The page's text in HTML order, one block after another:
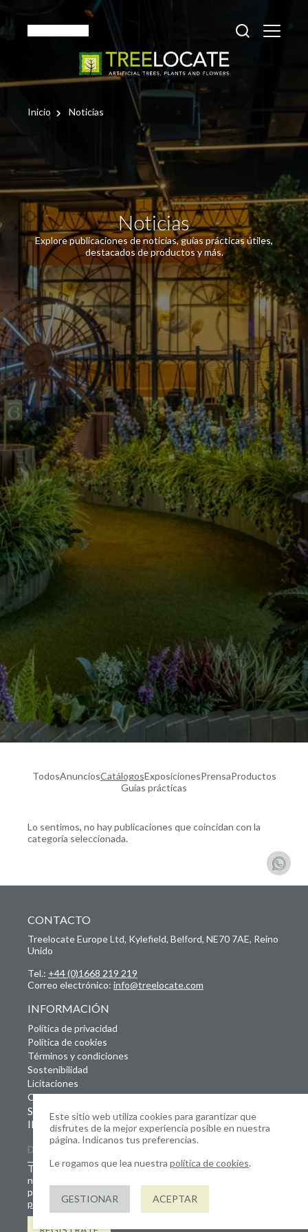
Inicio Noticias
Noticias
Explore publicaciones de noticias, guías prácticas útiles,
destacados de productos y más.
TodosAnunciosCatálogosExposicionesPrensaProductos
Guías prácticas
Lo sentimos, no hay publicaciones que coincidan con la
categoría seleccionada.
CONTACTO
Treelocate Europe Ltd, Kylefield, Belford, NE70 7AE, Reino
Unido
Tel.: +44 (0)1668 219 219
Correo electrónico: info@treelocate.com
INFORMACIÓN
Política de privacidad
Política de cookies
Términos y condiciones
Sostenibilidad
Licitaciones
Ofertas de empleo
SUSCRÍBETE A NUESTRO BOLETÍN
INFORMATIVO
Tus datos se almacenarán y tratarán de conformidad con
nuestra Política de privacidad. Este sitio web está
protegido por reCAPTCHA y se aplican la
privacidady las Condiciones de serviciode Google.
REGÍSTRATE
Este sitio web utiliza cookies para garantizar que
disfrutes de la mejor experiencia posible en nuestra
página. Indícanos tus preferencias.
Le rogamos que lea nuestra política de cookies.
GESTIONAR ACEPTAR